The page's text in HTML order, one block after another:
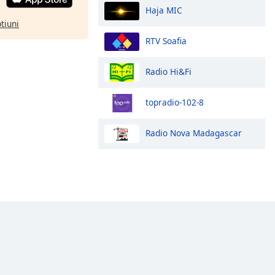
Haja MIC
RTV Soafia
Radio Hi&Fi
topradio-102-8
Radio Nova Madagascar